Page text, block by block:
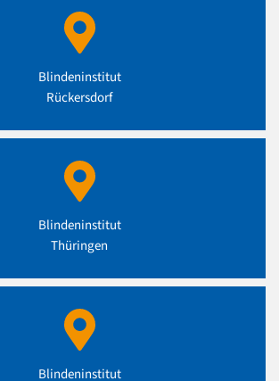
Blindeninstitut
Rückersdorf
Blindeninstitut
Thüringen
Blindeninstitut